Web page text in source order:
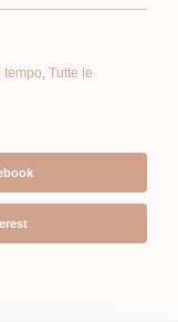
tempo, Tutte le